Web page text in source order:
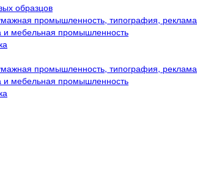
образцов
промышленность, типография, реклама
и мебельная промышленность
промышленность, типография, реклама
и мебельная промышленность